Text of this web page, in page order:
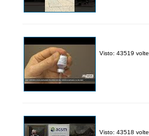
Visto: 43519 volte
Visto: 43518 volte